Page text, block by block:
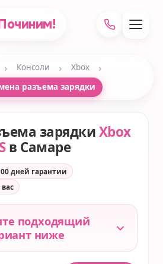
› Консоли › Xbox ›
разъема зарядки
зарядкиXbox
в Самаре
дней гарантии
подходящий
ниже